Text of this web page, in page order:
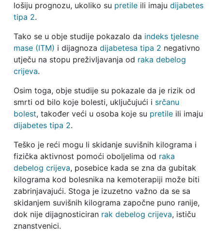
lošiju prognozu, ukoliko su pretileili imaju dijabetes
tipa 2.
Tako se u obje studije pokazalo da indeks tjelesne
mase (ITM) i dijagnoza dijabetesa tipa 2 negativno
utječu na stopu preživljavanja od raka debelog
crijeva.
Osim toga, obje studije su pokazale da je rizik od
smrti od bilo koje bolesti, uključujući i srčanu
bolest, također veći u osoba koje su pretileili imaju
dijabetes tipa 2.
Teško je reći mogu li skidanje suvišnih kilograma i
fizička aktivnost pomoći oboljelima od raka
debelog crijeva, posebice kada se zna da gubitak
kilograma kod bolesnika na kemoterapiji može biti
zabrinjavajući. Stoga je izuzetno važno da se sa
skidanjem suvišnih kilograma započne puno ranije,
dok nije dijagnosticiran rak debelog crijeva, ističu
znanstvenici.